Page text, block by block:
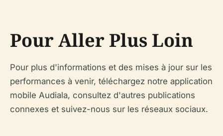
Pour Aller Plus Loin
Pour plus d'informations et des mises à jour sur les
performances à venir, téléchargez notre application
mobile Audiala, consultez d'autres publications
connexes et suivez-nous sur les réseaux sociaux.